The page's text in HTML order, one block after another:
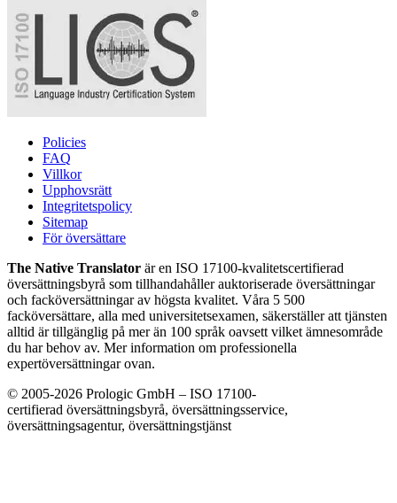
Policies
FAQ
Villkor
Upphovsrätt
Integritetspolicy
Sitemap
För översättare
The Native Translator är en ISO 17100-kvalitetscertifierad
översättningsbyrå som tillhandahåller auktoriserade översättningar
och facköversättningar av högsta kvalitet. Våra 5 500
facköversättare, alla med universitetsexamen, säkerställer att tjänsten
alltid är tillgänglig på mer än 100 språk oavsett vilket ämnesområde
du har behov av. Mer information om professionella
expertöversättningar ovan.
© 2005-2026 Prologic GmbH – ISO 17100-
certifierad översättningsbyrå, översättningsservice,
översättningsagentur, översättningstjänst